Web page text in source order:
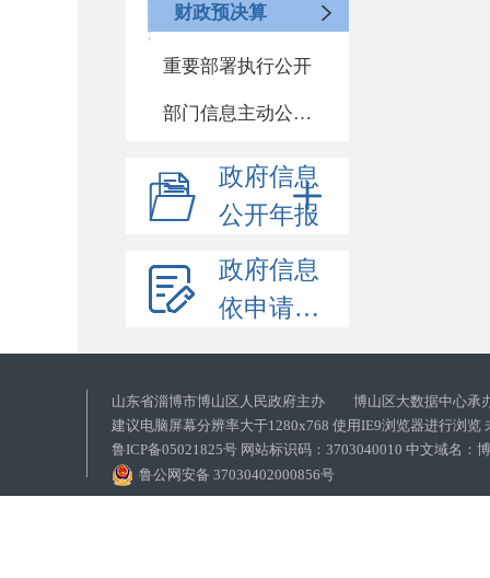
财政预决算
重要部署执行公开
部门信息主动公开基本目录
政府信息
公开年报
政府信息
依申请公开
山东省淄博市博山区人民政府主办 博山区大数据中心承
建议电脑屏幕分辨率大于1280x768 使用IE9浏览器进行浏览
鲁ICP备05021825号 网站标识码：3703040010 中文域名：
鲁公网安备 37030402000856号